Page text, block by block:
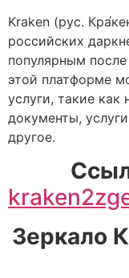
Kraken (рус.
российских
популярным
этой платформе
услуги, такие как
документы,
другое.
Зеркало